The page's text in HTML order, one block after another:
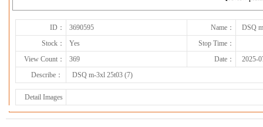
ID： 3690595 Name：
DSQ
Stock：
Yes
Stop Time：
View Count：
369 Date：
2025-
Describe：
DSQ m-3xl 25t03 (7)
Detail Images